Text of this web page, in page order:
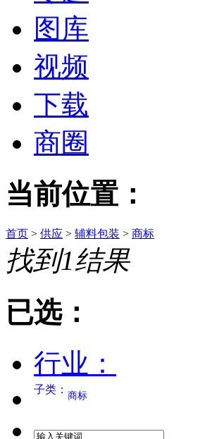
图库
视频
下载
商圈
当前位置：
首页 > 供应 > 辅料包装 > 商标
找到1结果
已选：
行业：
子类： 商标